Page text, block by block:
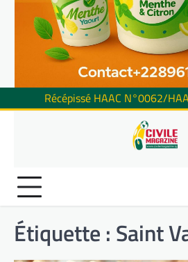
Récépissé HAAC N°0062/
Étiquette : Saint